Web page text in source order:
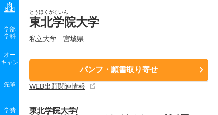
とうほくがくいん
東北学院大学
私立大学 宮城県
パンフ・願書取り寄せ
WEB出願関連情報
学部
学科
オー
キャン
先輩
学費 東北学院大学/